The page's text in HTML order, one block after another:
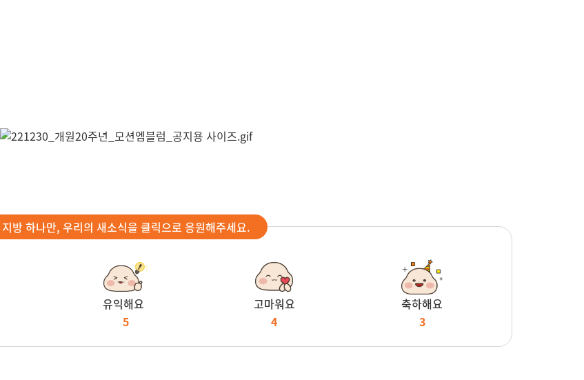
지방 하나만, 우리의 새소식을 클릭으로 응원해주세요.
유익해요
5
고마워요
4
축하해요
3